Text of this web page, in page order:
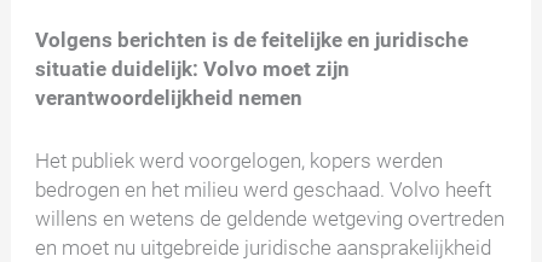
Volgens berichten is de feitelijke en juridische
situatie duidelijk: Volvo moet zijn
verantwoordelijkheid nemen
Het publiek werd voorgelogen, kopers werden
bedrogen en het milieu werd geschaad. Volvo heeft
willens en wetens de geldende wetgeving overtreden
en moet nu uitgebreide juridische aansprakelijkheid